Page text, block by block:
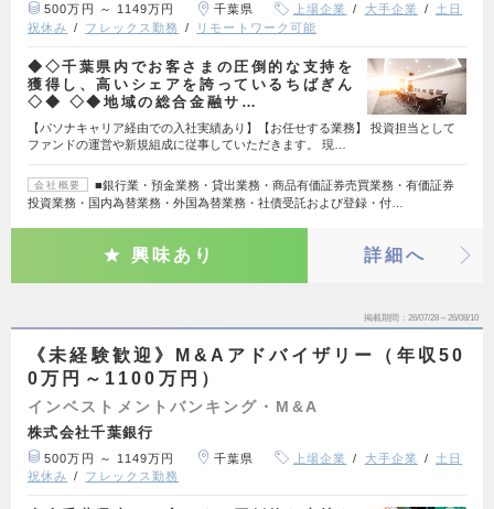
500万円 ～ 1149万円 千葉県 上場企業 大手企業
土日
祝休み
フレックス勤務 リモートワーク可能
◆◇千葉県内でお客さまの圧倒的な支持を
獲得し、高いシェアを誇っているちばぎん
◇◆ ◇◆地域の総合金融サ…
【パソナキャリア経由での入社実績あり】【お任せする業務】 投資担当として
ファンドの運営や新規組成に従事していただきます。 現…
会社概要
■銀行業・預金業務・貸出業務・商品有価証券売買業務・有価証券
投資業務・国内為替業務・外国為替業務・社債受託および登録・付…
興味あり 詳細へ
掲載期間 26/07/28～26/08/10
《未経験歓迎》M&Aアドバイザリー（年収50
0万円～1100万円）
インベストメントバンキング・M&A
株式会社千葉銀行
500万円 ～ 1149万円 千葉県 上場企業 大手企業
土日
祝休み
フレックス勤務